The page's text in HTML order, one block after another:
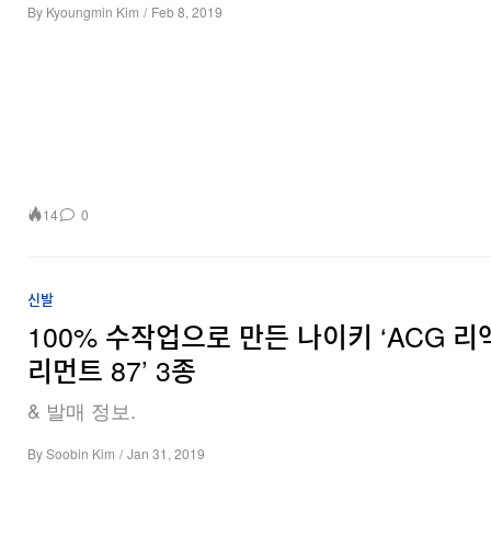
By Kyoungmin Kim / Feb 8, 2019
14 0
신발
100% 수작업으로 만든 나이키 ‘ACG 리
리먼트 87’ 3종
& 발매 정보.
BySoobin Kim / Jan 31, 2019